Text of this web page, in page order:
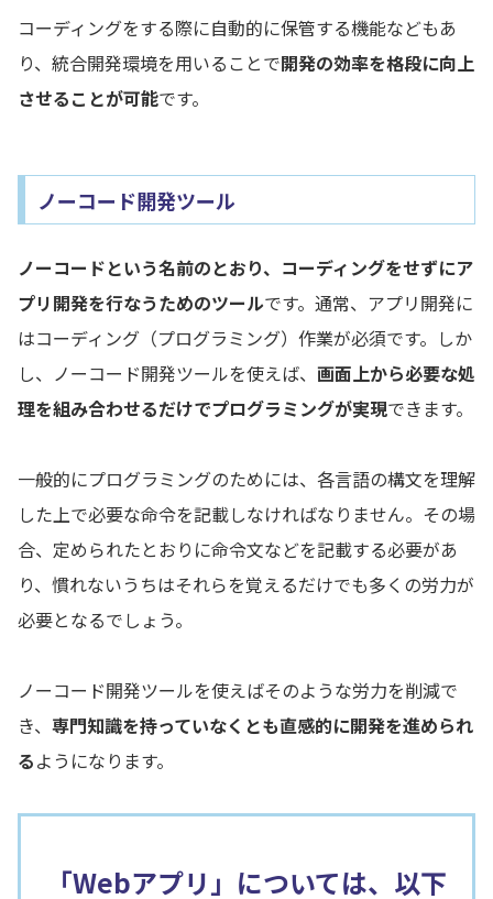
コーディングをする際に自動的に保管する機能などもあ
り、統合開発環境を用いることで開発の効率を格段に向上
させることが可能です。
ノーコード開発ツール
ノーコードという名前のとおり、コーディングをせずにア
プリ開発を行なうためのツールです。通常、アプリ開発に
はコーディング（プログラミング）作業が必須です。しか
し、ノーコード開発ツールを使えば、 画面上から必要な処
理を組み合わせるだけでプログラミングが実現できます。
一般的にプログラミングのためには、各言語の構文を理解
した上で必要な命令を記載しなければなりません。その場
合、定められたとおりに命令文などを記載する必要があ
り、慣れないうちはそれらを覚えるだけでも多くの労力が
必要となるでしょう。
ノーコード開発ツールを使えばそのような労力を削減で
き、 専門知識を持っていなくとも直感的に開発を進められ
るようになります。
「Webアプリ」については、以下